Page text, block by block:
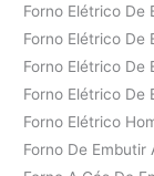
Forno Elétrico De
Forno Elétrico De
Forno Elétrico De
Forno Elétrico De
Forno Elétrico
Forno De Embutir